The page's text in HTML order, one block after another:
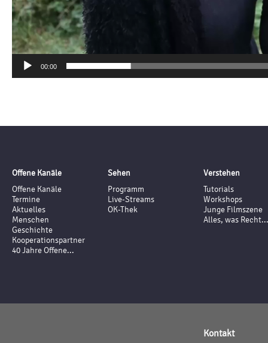
00:00
Offene Kanäle
Offene Kanäle
Termine
Aktuelles
Menschen
Geschichte
Kooperationspartner
40 Jahre Offene...
Sehen
Programm
Live-Streams
OK-Thek
Verstehen
Tutorials
Workshops
Junge Filmszene
Alles, was Recht...
Kontakt